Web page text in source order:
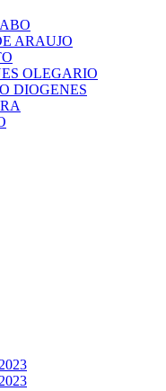
ARAUJO
OLEGARIO
DIOGENES